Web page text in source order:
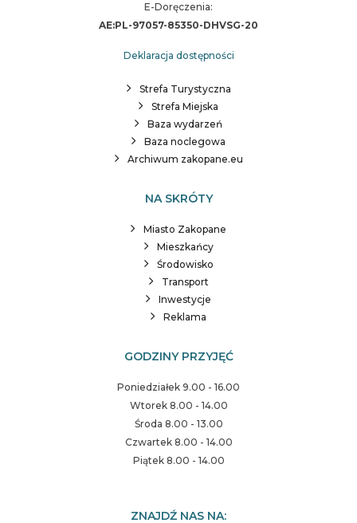
E-Doręczenia:
AE:PL-97057-85350-DHVSG-20
Deklaracja dostępności
Strefa Turystyczna
Strefa Miejska
Baza wydarzeń
Baza noclegowa
Archiwum zakopane.eu
NA SKRÓTY
Miasto Zakopane
Mieszkańcy
Środowisko
Transport
Inwestycje
Reklama
GODZINY PRZYJĘĆ
Poniedziałek 9.00 - 16.00
Wtorek 8.00 - 14.00
Środa 8.00 - 13.00
Czwartek 8.00 - 14.00
Piątek 8.00 - 14.00
ZNAJDŹ NAS NA: